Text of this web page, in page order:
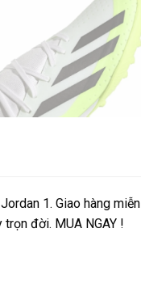
1. Giao hàng miễn
đời. MUA NGAY !